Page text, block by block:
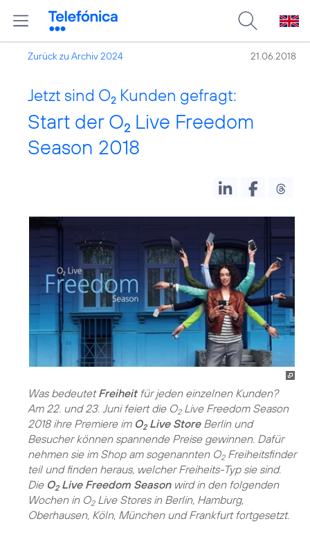
Zurück zu Archiv 2024 21.06.2018
Jetzt sind O2 Kunden gefragt:
Start der O2 Live Freedom
Season 2018
Was bedeutetFreiheitfür jeden einzelnen Kunden?
Am 22. und 23. Juni feiert die O2Live Freedom Season
2018 ihre Premiere im O2Live StoreBerlin und
Besucher können spannende Preise gewinnen. Dafür
nehmen sie im Shop am sogenannten O2Freiheitsfinder
teil und finden heraus, welcher Freiheits-Typ sie sind.
Die O2Live Freedom Seasonwird in den folgenden
Wochen in O2Live Stores in Berlin, Hamburg,
Oberhausen, Köln, München und Frankfurt fortgesetzt.